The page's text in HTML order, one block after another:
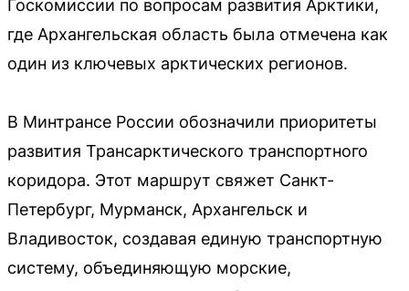
Госкомиссии по вопросам развития Арктики,
где Архангельская область была отмечена как
один из ключевых арктических регионов.
В Минтрансе России обозначили приоритеты
развития Трансарктического транспортного
коридора. Этот маршрут свяжет Санкт-
Петербург, Мурманск, Архангельск и
Владивосток, создавая единую транспортную
систему, объединяющую морские,